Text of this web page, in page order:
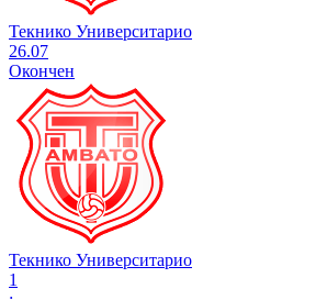
Текнико Университарио
26.07
Окончен
Текнико Университарио
1